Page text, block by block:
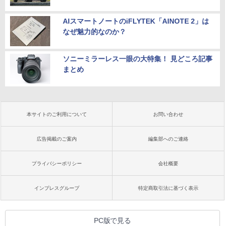
AIスマートノートのiFLYTEK「AINOTE 2」は
なぜ魅力的なのか？
ソニーミラーレス一眼の大特集！ 見どころ記事
まとめ
本サイトのご利用について お問い合わせ
広告掲載のご案内 編集部へのご連絡
プライバシーポリシー 会社概要
インプレスグループ 特定商取引法に基づく表示
PC版で見る